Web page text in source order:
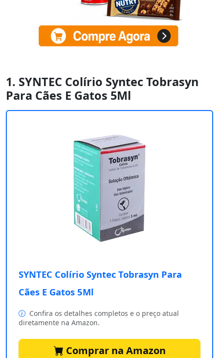
1. SYNTEC Colírio Syntec Tobrasyn
Para Cães E Gatos 5Ml
SYNTEC Colírio Syntec Tobrasyn Para
Cães E Gatos 5Ml
Confira os detalhes completos e o preço atual
diretamente na Amazon.
Comprar na Amazon